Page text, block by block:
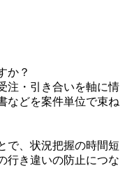
か？
注・引き合いを軸に情
などを案件単位で束ね
で、状況把握の時間短
行き違いの防止につな